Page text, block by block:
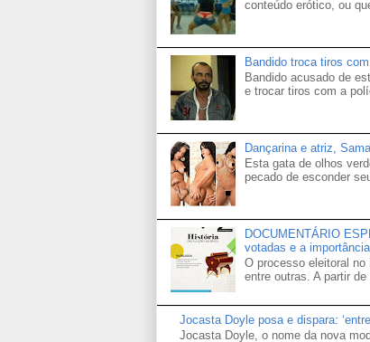
conteúdo erótico, ou
Bandido troca tiros
Bandido acusado de
e trocar tiros com a
Dançarina e atriz,
Esta gata de olhos
pecado de esconder
DOCUMENTÁRIO
votadas e a
O processo eleitoral
entre outras. A partir
Jocasta Doyle posa e dispara:
Jocasta Doyle, o nome da nova